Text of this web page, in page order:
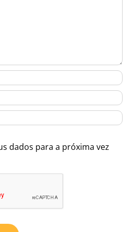
dados para a próxima vez